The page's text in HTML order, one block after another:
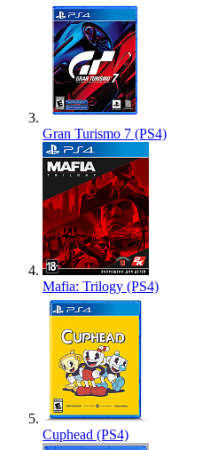
Gran Turismo 7 (PS4)
Mafia: Trilogy (PS4)
Cuphead (PS4)